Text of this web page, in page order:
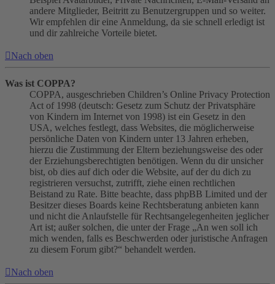
andere Mitglieder, Beitritt zu Benutzergruppen und so weiter.
Wir empfehlen dir eine Anmeldung, da sie schnell erledigt ist
und dir zahlreiche Vorteile bietet.
Nach oben
Was ist COPPA?
COPPA, ausgeschrieben Children’s Online Privacy Protection
Act of 1998 (deutsch: Gesetz zum Schutz der Privatsphäre
von Kindern im Internet von 1998) ist ein Gesetz in den
USA, welches festlegt, dass Websites, die möglicherweise
persönliche Daten von Kindern unter 13 Jahren erheben,
hierzu die Zustimmung der Eltern beziehungsweise des oder
der Erziehungsberechtigten benötigen. Wenn du dir unsicher
bist, ob dies auf dich oder die Website, auf der du dich zu
registrieren versuchst, zutrifft, ziehe einen rechtlichen
Beistand zu Rate. Bitte beachte, dass phpBB Limited und der
Besitzer dieses Boards keine Rechtsberatung anbieten kann
und nicht die Anlaufstelle für Rechtsangelegenheiten jeglicher
Art ist; außer solchen, die unter der Frage „An wen soll ich
mich wenden, falls es Beschwerden oder juristische Anfragen
zu diesem Forum gibt?“ behandelt werden.
Nach oben